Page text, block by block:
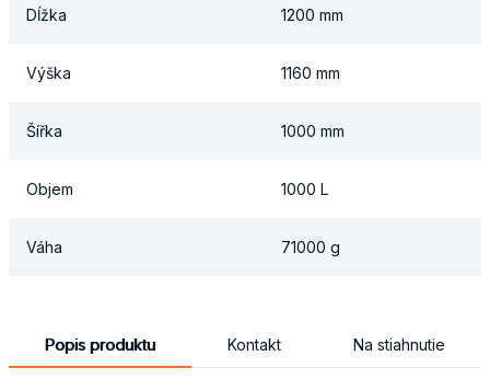
Dĺžka 1200 mm
Výška 1160 mm
Šířka 1000 mm
Objem 1000 L
Váha 71000 g
Popis produktu Kontakt Na stiahnutie